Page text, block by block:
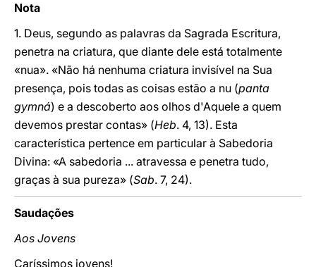
Nota
1. Deus, segundo as palavras da Sagrada Escritura,
penetra na criatura, que diante dele está totalmente
«nua». «Não há nenhuma criatura invisível na Sua
presença, pois todas as coisas estão a nu (panta
gymná) e a descoberto aos olhos d'Aquele a quem
devemos prestar contas» (Heb. 4, 13). Esta
característica pertence em particular à Sabedoria
Divina: «A sabedoria ... atravessa e penetra tudo,
graças à sua pureza» (Sab. 7, 24).
Saudações
Aos Jovens
Caríssimos jovens!